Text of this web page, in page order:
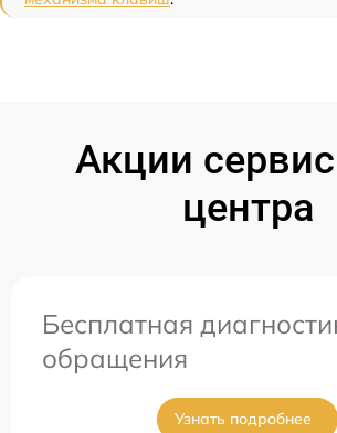
Акции
центра
Бесплатная
обращения
Узнать подробнее